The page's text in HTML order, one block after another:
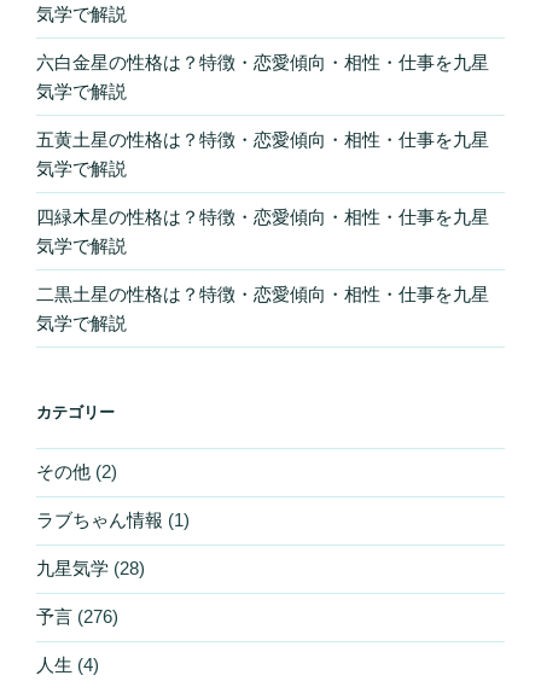
気学で解説
六白金星の性格は？特徴・恋愛傾向・相性・仕事を九星
気学で解説
五黄土星の性格は？特徴・恋愛傾向・相性・仕事を九星
気学で解説
四緑木星の性格は？特徴・恋愛傾向・相性・仕事を九星
気学で解説
二黒土星の性格は？特徴・恋愛傾向・相性・仕事を九星
気学で解説
カテゴリー
その他 (2)
ラブちゃん情報 (1)
九星気学 (28)
予言 (276)
人生 (4)